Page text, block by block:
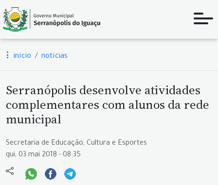
início notícias
Serranópolis desenvolve atividades
complementares com alunos da rede
municipal
Secretaria de Educação, Cultura e Esportes
qui, 03 mai 2018 - 08:35